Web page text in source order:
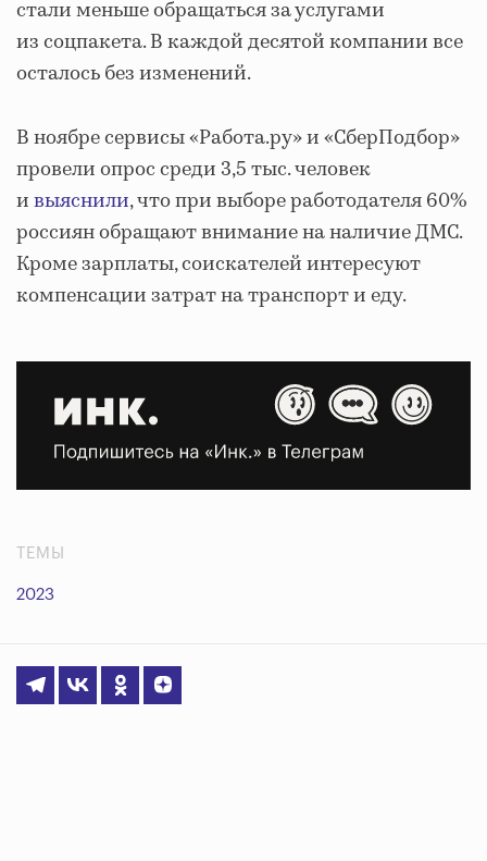
стали меньше обращаться за услугами
из соцпакета. В каждой десятой компании все
осталось без изменений.
В ноябре сервисы «Работа.ру» и «СберПодбор»
провели опрос среди 3,5 тыс. человек
ивыяснили, что при выборе работодателя 60%
россиян обращают внимание на наличие ДМС.
Кроме зарплаты, соискателей интересуют
компенсации затрат на транспорт и еду.
ТЕМЫ
2023